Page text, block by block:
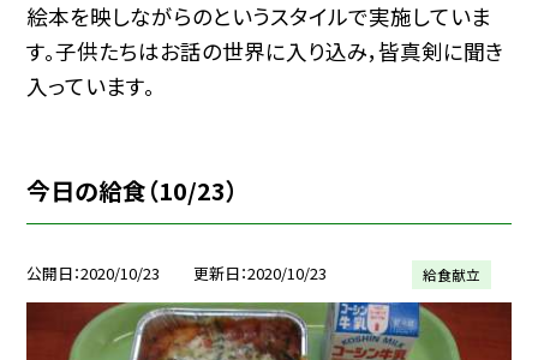
絵本を映しながらのというスタイルで実施していま
す。子供たちはお話の世界に入り込み，皆真剣に聞き
入っています。
今日の給食（10/23）
公開日 2020/10/23 更新日 2020/10/23 給食献立